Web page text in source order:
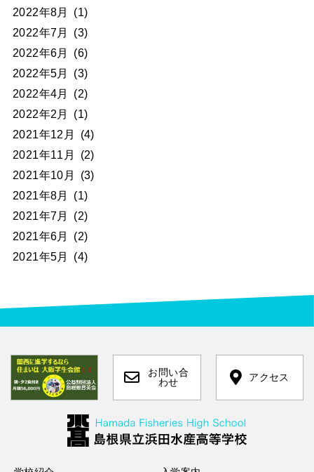
2022年8月
(1)
2022年7月
(3)
2022年6月
(6)
2022年5月
(3)
2022年4月
(2)
2022年2月
(1)
2021年12月
(4)
2021年11月
(2)
2021年10月
(3)
2021年8月
(1)
2021年7月
(2)
2021年6月
(2)
2021年5月
(4)
お問い合
わせ
アクセス